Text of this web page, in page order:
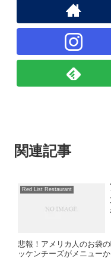
関連記事
Red List Restaurant
悲報！アメリカ人のお袋
ッケンチーズがメニューか